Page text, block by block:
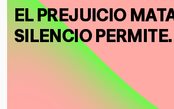
EL PREJUICIO
SILENCIO PERMITE.